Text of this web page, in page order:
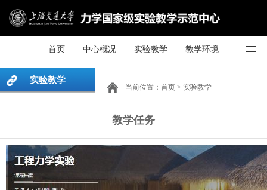
首页 中心概况 实验教学 教学环境
实验教学
当前位置： 首页 > 实验教学
教学任务